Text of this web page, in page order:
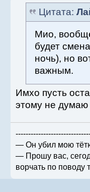
Цитата:
Мио,
будет
ночь), но
важным.
Имхо пусть
этому не думаю
— Он убил мою
— Прошу вас,
ворчать по поводу